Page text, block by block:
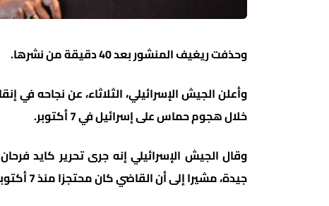
وحذفت ريغيف المنشور بعد 40 دقيقة من نشرها.
وأعلن الجيش الإسرائيلي، الثلاثاء، عن نجاحه في
خلال هجوم حماس على إسرائيل في 7 أكتوبر.
جيدة، مشيرا إلى أن القاضي كان محتجزا منذ 7 أكتوبر.